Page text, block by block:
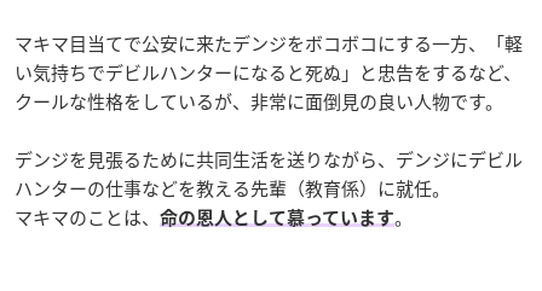
マキマ目当てで公安に来たデンジをボコボコにする一方、「軽
い気持ちでデビルハンターになると死ぬ」と忠告をするなど、
クールな性格をしているが、非常に面倒見の良い人物です。
デンジを見張るために共同生活を送りながら、デンジにデビル
ハンターの仕事などを教える先輩（教育係）に就任。
マキマのことは、
命の恩人として慕っています。